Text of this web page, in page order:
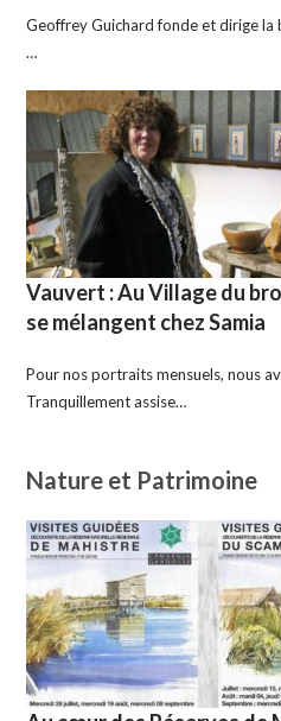
Geoffrey Guichard fonde et dirige la
…
Vauvert : Au Village du
se mélangent chez Samia
Pour nos portraits mensuels, nous
Tranquillement assise…
Nature et Patrimoine